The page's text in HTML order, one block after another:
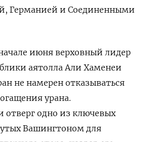
Германией и Соединенными
июня верховный лидер
аятолла Али Хаменеи
не намерен отказываться
урана.
отверг одно из ключевых
Вашингтоном для